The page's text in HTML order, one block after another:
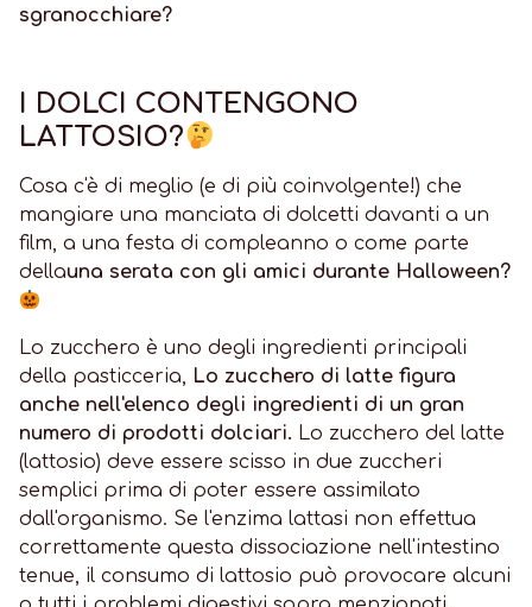
sgranocchiare?
I DOLCI CONTENGONO
LATTOSIO?
Cosa c'è di meglio (e di più coinvolgente!) che
mangiare una manciata di dolcetti davanti a un
film, a una festa di compleanno o come parte
dellauna serata con gli amici durante Halloween?
Lo zucchero è uno degli ingredienti principali
della pasticceria, Lo zucchero di latte figura
anche nell'elenco degli ingredienti di un gran
numero di prodotti dolciari. Lo zucchero del latte
(lattosio) deve essere scisso in due zuccheri
semplici prima di poter essere assimilato
dall'organismo. Se l'enzima lattasi non effettua
correttamente questa dissociazione nell'intestino
tenue, il consumo di lattosio può provocare alcuni